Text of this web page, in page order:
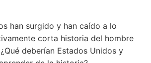
han surgido y han caído a lo
corta historia del hombre
deberían Estados Unidos y